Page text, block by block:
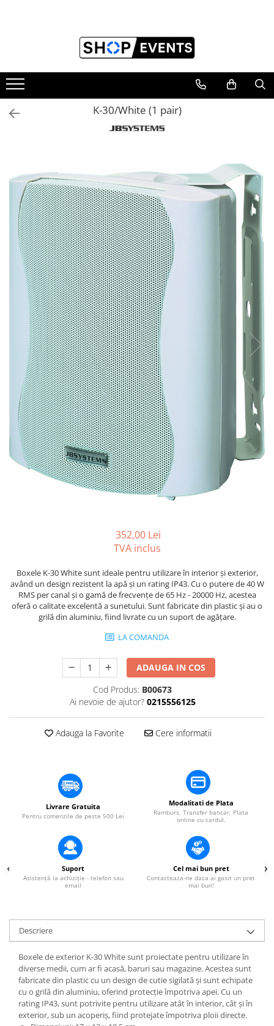
Toate Produsele
Memorii USB
Memorii USB din Lemn
Memorii USB cu pix si cutie lemn
Memorii USB Cristal in Cutie
Album Foto sau Guestbook
Audio GuestBook
Panou Foto
Props & Creativitate
Audio
Boxe
Boxe Pasive
Boxe Active
Boxe Portabile
Huse Boxe
Piese & componente - Boxe
Accesorii & Hardware
Woofere
Tweeters
Filtre audio
Difuzoare coaxiale
Microfoane
Microfoane cu fir
Microfoane wireless
Mixere PA (Public Address)
Instalații audio
Boxe PA (Public Address)
Control Audio
MP3 & USB players
CD players
Amplificatoare
Sisteme asistență auditivă
Procesoare & Convertoare
Efecte Lumini
Proiectoare (LED fixe)
Lumini Teatru
Proiectoare PAR
Moving head
Moving Spot
Moving Wash
Moving Beam
Moving head hibrid (BSW)
Controlere
Controlere simple
K-30/White (1 pair)
352,00 Lei
TVA inclus
Boxele K-30 White sunt ideale pentru utilizare în interior și exterior,
având un design rezistent la apă și un rating IP43. Cu o putere de 40 W
RMS per canal și o gamă de frecvențe de 65 Hz - 20000 Hz, acestea
oferă o calitate excelentă a sunetului. Sunt fabricate din plastic și au o
grilă din aluminiu, fiind livrate cu un suport de agățare.
LA COMANDA
ADAUGA IN COS
Cod Produs: B00673
Ai nevoie de ajutor? 0215556125
Adauga la Favorite Cere informatii
Livrare Gratuita
Pentru comenzile de peste 500 Lei
Modalitati de Plata
Ramburs, Transfer bancar, Plata
online cu cardul.
Suport
Asistență la achiziție - telefon sau
email
Cel mai bun pret
Contacteaza-ne daca ai gasit un pret
mai bun!
Descriere
Boxele de exterior K-30 White sunt proiectate pentru utilizare în
diverse medii, cum ar fi acasă, baruri sau magazine. Acestea sunt
fabricate din plastic cu un design de cutie sigilată și sunt echipate
cu o grilă din aluminiu, oferind protecție împotriva apei. Cu un
rating IP43, sunt potrivite pentru utilizare atât în interior, cât și în
exterior, sub un acoperiș, fiind protejate împotriva ploii directe.